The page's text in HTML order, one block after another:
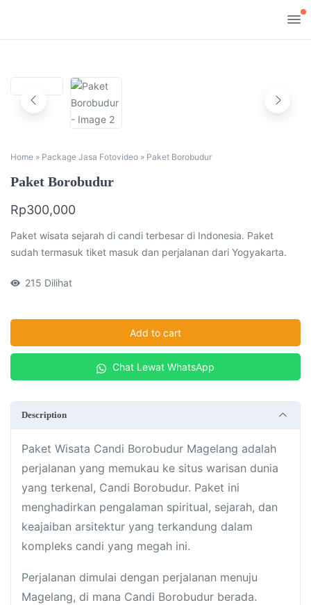
Home » Package Jasa Fotovideo » Paket Borobudur
Paket Borobudur
Rp300,000
Paket wisata sejarah di candi terbesar di Indonesia. Paket
sudah termasuk tiket masuk dan perjalanan dari Yogyakarta.
215 Dilihat
Add to cart
Chat Lewat WhatsApp
Description
Paket Wisata Candi Borobudur Magelang adalah
perjalanan yang memukau ke situs warisan dunia
yang terkenal, Candi Borobudur. Paket ini
menghadirkan pengalaman spiritual, sejarah, dan
keajaiban arsitektur yang terkandung dalam
kompleks candi yang megah ini.
Perjalanan dimulai dengan perjalanan menuju
Magelang, di mana Candi Borobudur berada.